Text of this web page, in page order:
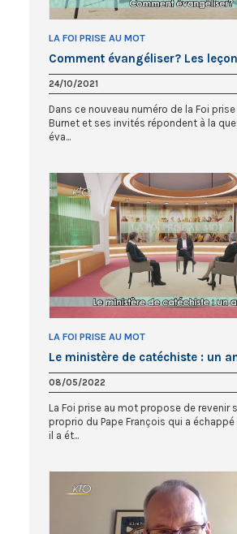
LA FOI PRISE AU MOT
Comment évangéliser? Les
24/10/2021
Dans ce nouveau numéro de la Foi
Burnet et ses invités répondent à la
éva...
LA FOI PRISE AU MOT
Le ministère de catéchiste : un
08/05/2022
La Foi prise au mot propose de revenir
proprio du Pape François qui a
il a ét...